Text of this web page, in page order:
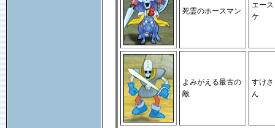
死霊のホースマン
エース
ケ
よみがえる最古の
敵
すけさ
ん